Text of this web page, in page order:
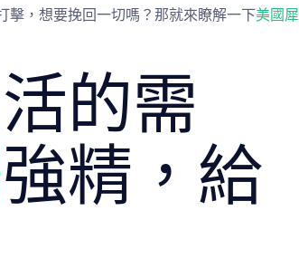
擊，想要挽回一切嗎？那就來瞭解一下美國犀
的需
強精，給